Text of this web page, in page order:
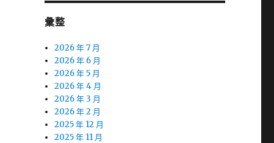
彙整
2026 年 7 月
2026 年 6 月
2026 年 5 月
2026 年 4 月
2026 年 3 月
2026 年 2 月
2025 年 12 月
2025 年 11 月